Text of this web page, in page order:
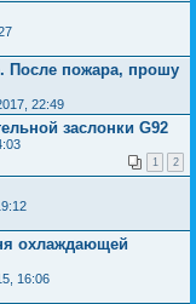
После пожара, прошу
22:49
заслонки G92
1 2
охлаждающей
16:06